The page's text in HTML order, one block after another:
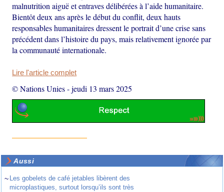
malnutrition aiguë et entraves délibérées à l’aide humanitaire.
Bientôt deux ans après le début du conflit, deux hauts
responsables humanitaires dressent le portrait d’une crise sans
précédent dans l’histoire du pays, mais relativement ignorée par
la communauté internationale.
Lire l'article complet
© Nations Unies-jeudi 13 mars 2025
Aussi
~ Les gobelets de café jetables libèrent des
microplastiques, surtout lorsqu’ils sont très